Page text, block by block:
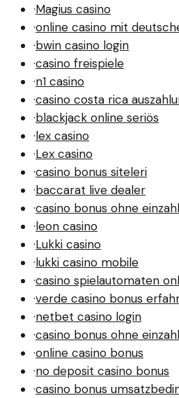
·Magius casino
·online casino mit
·bwin casino login
·casino freispiele
·n1 casino
·casino costa rica
·blackjack online seriös
·lex casino
·Lex casino
·casino bonus siteleri
·baccarat live dealer
·casino bonus ohne
·leon casino
·Lukki casino
·lukki casino mobile
·casino spielautomaten
·verde casino bonus
·netbet casino login
·casino bonus ohne
·online casino bonus
·no deposit casino bonus
·casino bonus